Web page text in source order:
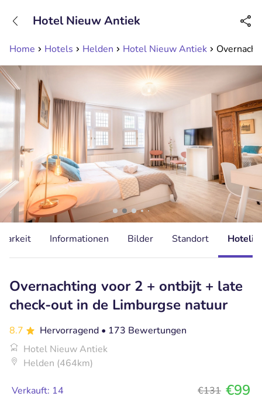
Erreichbar bis 23:00 Uhr (max 0,09€/Min)
Home Hotels Helden Hotel Nieuw Antiek
Hotel Nieuw Antiek
Informationen Bilder Standort
Overnachting voor 2 + ontbijt + late
check-out in de Limburgse natuur
8.7 Hervorragend • 173 Bewertungen
Hotel Nieuw Antiek
Helden (464km)
Verkauft: 14 €131 €99